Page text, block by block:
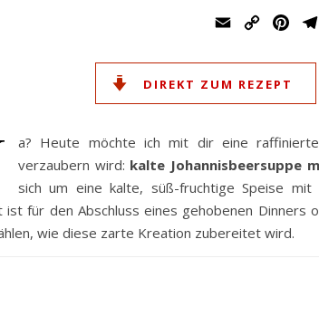
Email
Copy
DIREKT ZUM REZEPT
a? Heute möchte ich mit dir eine
verzaubern wird: kalte Johannisbeersuppe
sich um eine kalte, süß-fruchtige Speise mit
ist für den Abschluss eines gehobenen Dinners
wie diese zarte Kreation zubereitet wird.